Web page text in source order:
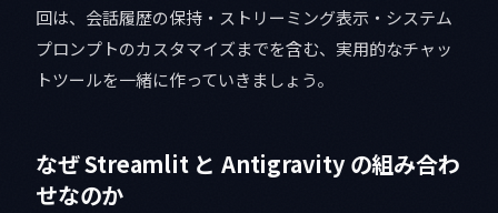
回は、会話履歴の保持・ストリーミング表示・システム
プロンプトのカスタマイズまでを含む、実用的なチャッ
トツールを一緒に作っていきましょう。
なぜ Streamlit と Antigravity の組み合わ
せなのか